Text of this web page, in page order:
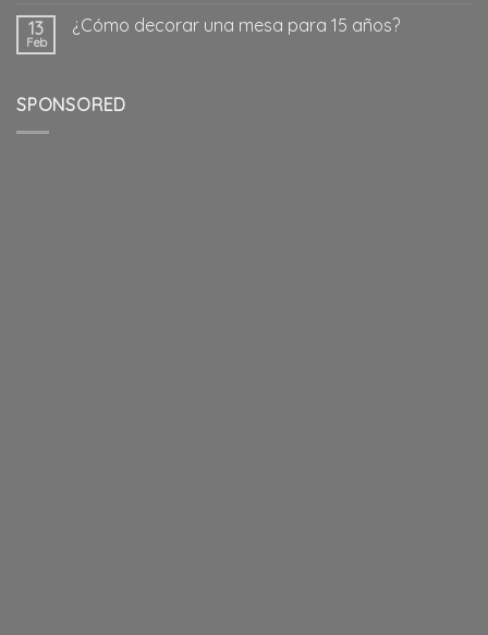
13
Feb
¿Cómo decorar una mesa para 15 años?
SPONSORED